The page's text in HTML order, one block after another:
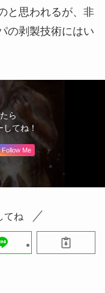
と思われるが、非
の剥製技術にはい
ら
てね！
Follow Me
てね